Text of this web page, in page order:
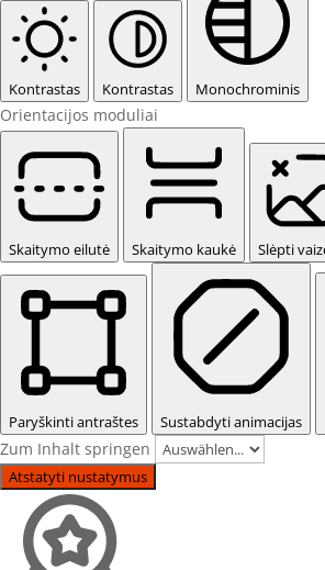
Kontrastas Kontrastas Monochrominis
Orientacijos moduliai
Skaitymo eilutė Skaitymo kaukė Slėpti
Paryškinti antraštes Sustabdyti animacijas
Zum Inhalt springen
Atstatyti nustatymus